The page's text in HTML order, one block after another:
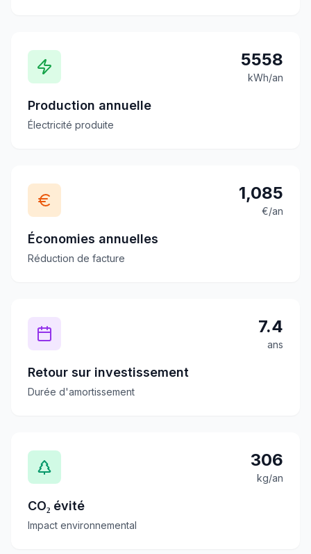
5558
kWh/an
Production annuelle
Électricité produite
1,085
€/an
Économies annuelles
Réduction de facture
7.4
ans
Retour sur investissement
Durée d'amortissement
306
kg/an
CO₂ évité
Impact environnemental